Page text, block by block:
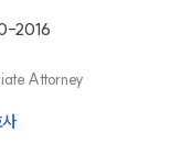
2016
Attorney